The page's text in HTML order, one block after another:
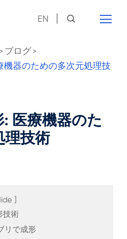
EN
ブログ
機器のための多次元処理技
医療機器のた
理技術
]
技術
リで成形